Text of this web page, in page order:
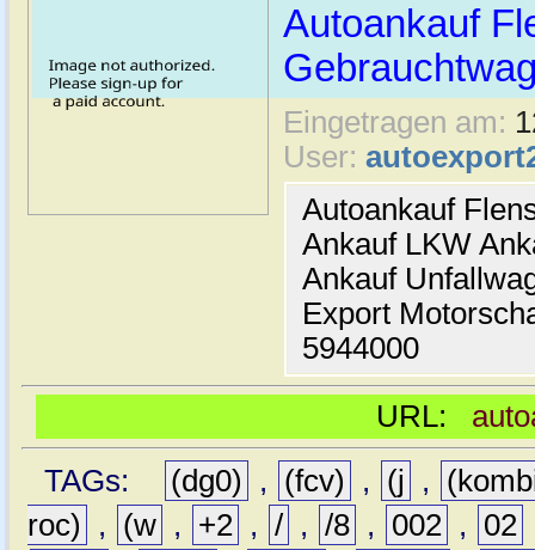
Autoankauf
Eingetragen am:
User:
Autoankauf
Ankauf LKW
Ankauf
Export
5944000
URL:
TAGs:
(dg0) , (fcv) , (j ,
roc)
, (w , +2 , / , /8 , 002 , 02